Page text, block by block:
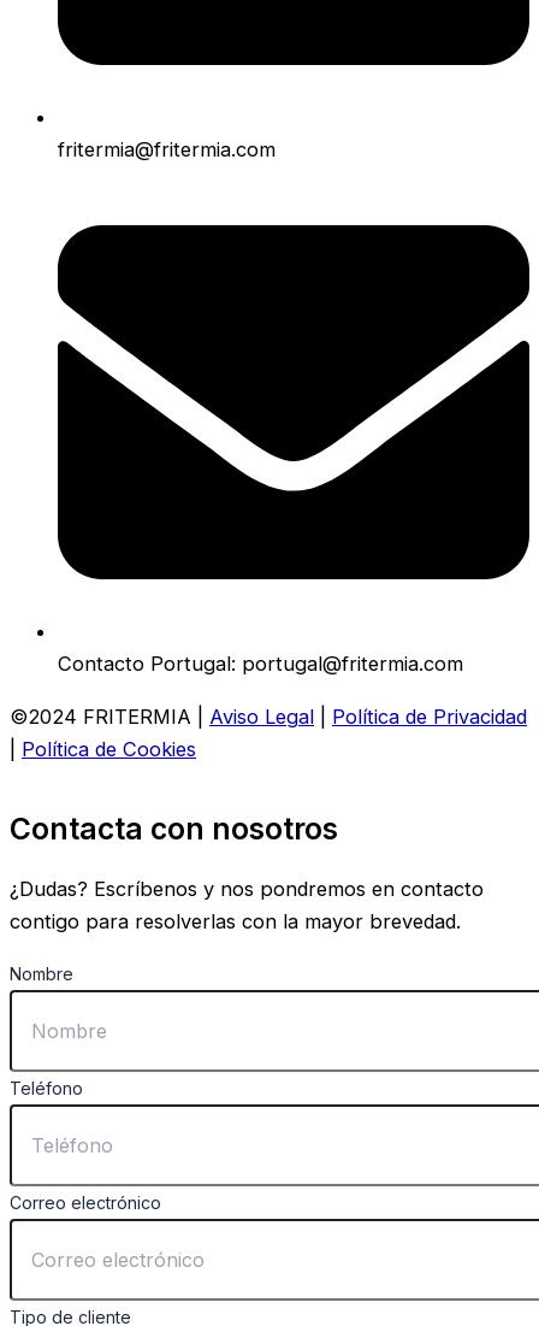
fritermia@fritermia.com
Contacto Portugal: portugal@fritermia.com
©2024 FRITERMIA | Aviso Legal
Política de Privacidad
Política de Cookies
Contacta con nosotros
¿Dudas? Escríbenos y nos pondremos en contacto
contigo para resolverlas con la mayor brevedad.
Nombre
Teléfono
Correo electrónico
Tipo de cliente